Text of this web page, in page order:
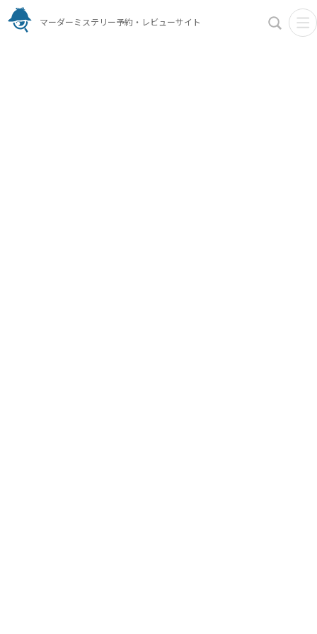
マーダーミステリー予約・レビューサイト